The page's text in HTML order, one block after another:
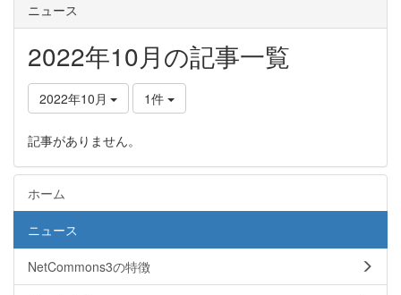
ニュース
2022年10月の記事一覧
2022年10月 1件
記事がありません。
ホーム
ニュース
NetCommons3の特徴